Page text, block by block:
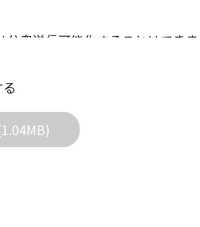
衆送信可能化することはできま
使用することは、いかなる場合
等に付いての転用は一切出来ま